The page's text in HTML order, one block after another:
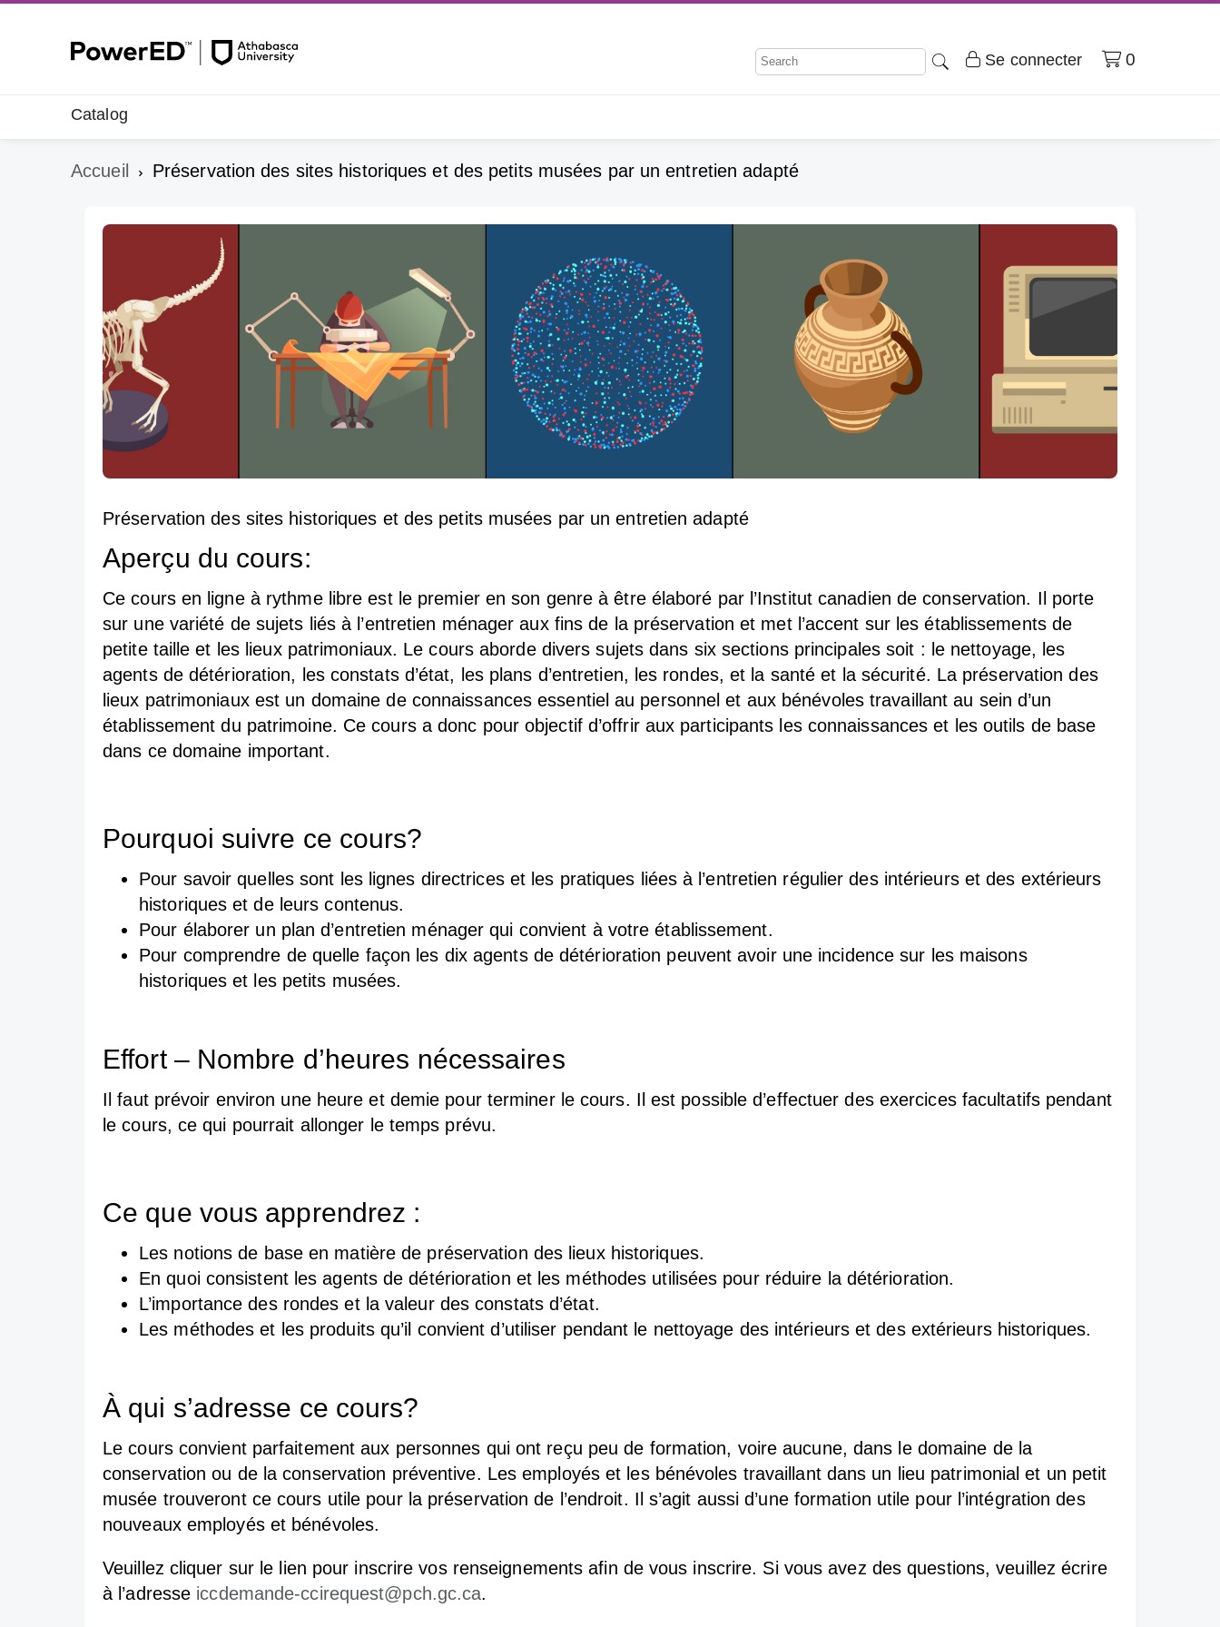
Se connecter Panier
0
Catalog
Accueil Préservation des sites historiques et des petits musées par un entretien adapté
Préservation des sites historiques et des petits musées par un entretien adapté
Aperçu du cours:
Ce cours en ligne à rythme libre est le premier en son genre à être élaboré par l’Institut canadien de conservation. Il porte
sur une variété de sujets liés à l’entretien ménager aux fins de la préservation et met l’accent sur les établissements de
petite taille et les lieux patrimoniaux. Le cours aborde divers sujets dans six sections principales soit : le nettoyage, les
agents de détérioration, les constats d’état, les plans d’entretien, les rondes, et la santé et la sécurité. La préservation des
lieux patrimoniaux est un domaine de connaissances essentiel au personnel et aux bénévoles travaillant au sein d’un
établissement du patrimoine. Ce cours a donc pour objectif d’offrir aux participants les connaissances et les outils de base
dans ce domaine important.
Pourquoi suivre ce cours?
Pour savoir quelles sont les lignes directrices et les pratiques liées à l’entretien régulier des intérieurs et des extérieurs
historiques et de leurs contenus.
Pour élaborer un plan d’entretien ménager qui convient à votre établissement.
Pour comprendre de quelle façon les dix agents de détérioration peuvent avoir une incidence sur les maisons
historiques et les petits musées.
Effort – Nombre d’heures nécessaires
Il faut prévoir environ une heure et demie pour terminer le cours. Il est possible d’effectuer des exercices facultatifs pendant
le cours, ce qui pourrait allonger le temps prévu.
Ce que vous apprendrez :
Les notions de base en matière de préservation des lieux historiques.
En quoi consistent les agents de détérioration et les méthodes utilisées pour réduire la détérioration.
L’importance des rondes et la valeur des constats d’état.
Les méthodes et les produits qu’il convient d’utiliser pendant le nettoyage des intérieurs et des extérieurs historiques.
À qui s’adresse ce cours?
Le cours convient parfaitement aux personnes qui ont reçu peu de formation, voire aucune, dans le domaine de la
conservation ou de la conservation préventive. Les employés et les bénévoles travaillant dans un lieu patrimonial et un petit
musée trouveront ce cours utile pour la préservation de l’endroit. Il s’agit aussi d’une formation utile pour l’intégration des
nouveaux employés et bénévoles.
Veuillez cliquer sur le lien pour inscrire vos renseignements afin de vous inscrire. Si vous avez des questions, veuillez écrire
à l’adresse iccdemande-ccirequest@pch.gc.ca.